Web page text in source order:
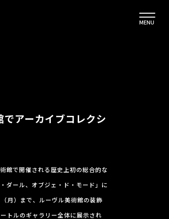
MENU
アーカイブコレクシ
館で開催される歴史上初の総合的な
ダール、オブジェ・ド・モード」に
月）まで、ルーヴル美術館の装飾
トルのギャラリー全体に展示され